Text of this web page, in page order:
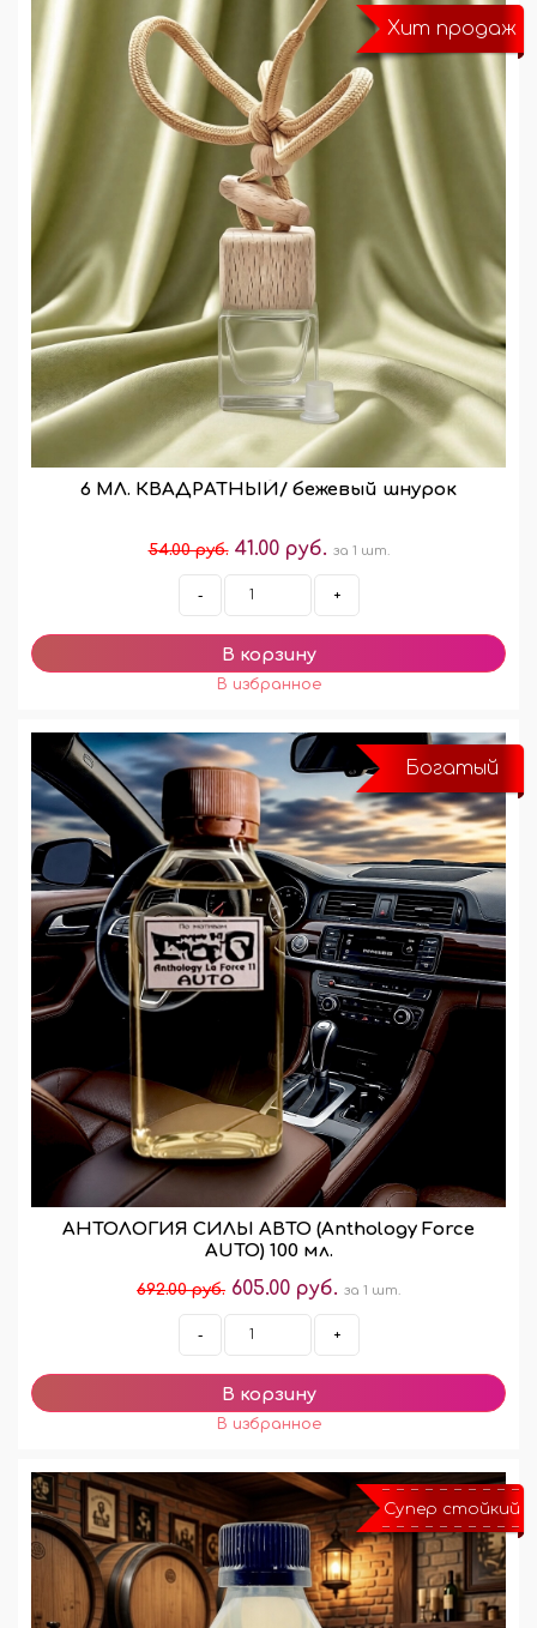
Хит продаж
6 МЛ. КВАДРАТНЫЙ/ бежевый шнурок
54.00 руб. 41.00 руб. за 1 шт.
- +
Богатый
АНТОЛОГИЯ СИЛЫ АВТО (Anthology Force
AUTO) 100 мл.
692.00 руб. 605.00 руб. за 1 шт.
- +
Супер стойкий